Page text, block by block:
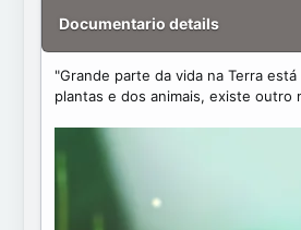
t
e
Documentario details
"Grande parte da vida na Terra
plantas e dos animais, existe outro